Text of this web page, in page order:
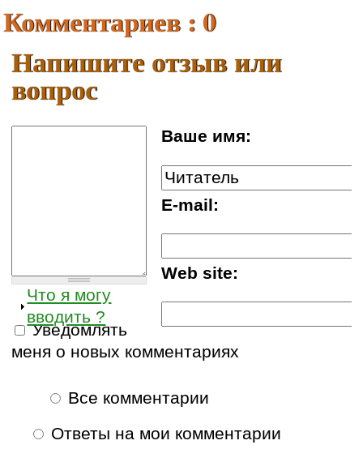
Комментариев : 0
Напишите отзыв или
вопрос
Ваше имя:
E-mail:
Web site:
Что я могу
вводить ?
Уведомлять
меня о новых комментариях
Все комментарии
Ответы на мои комментарии